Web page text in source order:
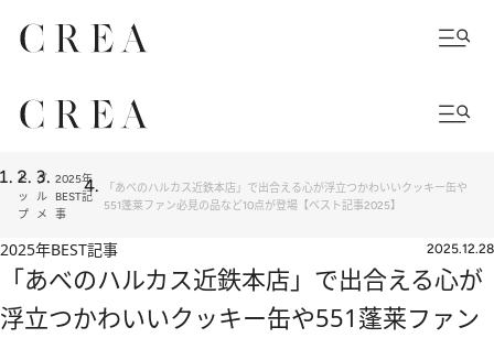
ト
ッ
プ
グ
ル
メ
2025年
BEST記
事
「あべのハルカス近鉄本店」で出合える心が浮立つかわいいクッキー缶や
551蓬莱ファン必見の品など10点が登場【ベスト記事2025】
2025年BEST記事 2025.12.28
「あべのハルカス近鉄本店」で出合える心が
浮立つかわいいクッキー缶や551蓬莱ファン